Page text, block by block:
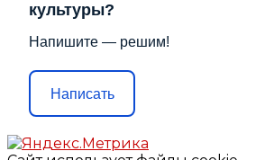
культуры?
Напишите — решим!
Написать